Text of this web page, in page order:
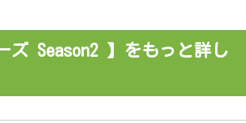
ズ Season2 】をもっと詳し